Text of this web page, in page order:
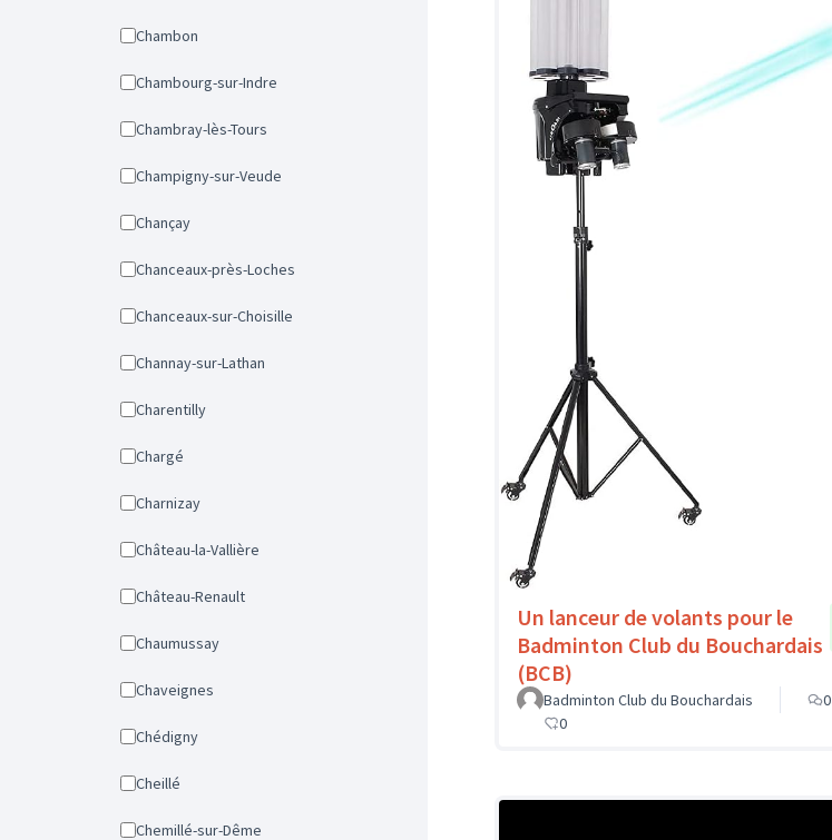
Chambon
Chambourg-sur-Indre
Chambray-lès-Tours
Champigny-sur-Veude
Chançay
Chanceaux-près-Loches
Chanceaux-sur-Choisille
Channay-sur-Lathan
Charentilly
Chargé
Charnizay
Château-la-Vallière
Château-Renault
Chaumussay
Chaveignes
Chédigny
Cheillé
Chemillé-sur-Dême
Un lanceur de volants pour le
Badminton Club du Bouchardais
(BCB)
Badminton Club du Bouchardais
0
0